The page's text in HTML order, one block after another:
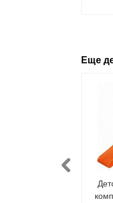
Еще